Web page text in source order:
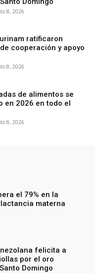
8, 2026
ratificaron
cooperación y apoyo
8, 2026
de alimentos se
en 2026 en todo el
8, 2026
el 79% en la
materna
felicita a
por el oro
Domingo